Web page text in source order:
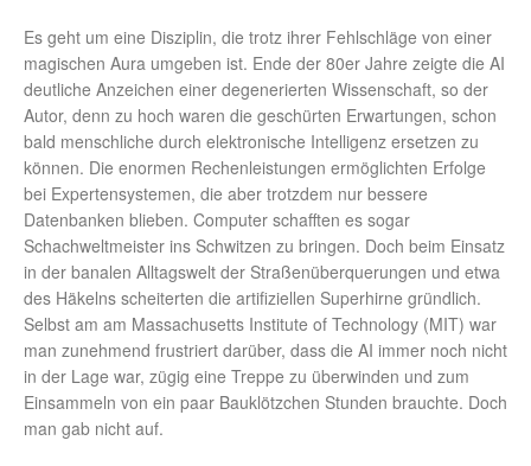
Es geht um eine Disziplin, die trotz ihrer Fehlschläge von einer
magischen Aura umgeben ist. Ende der 80er Jahre zeigte die AI
deutliche Anzeichen einer degenerierten Wissenschaft, so der
Autor, denn zu hoch waren die geschürten Erwartungen, schon
bald menschliche durch elektronische Intelligenz ersetzen zu
können. Die enormen Rechenleistungen ermöglichten Erfolge
bei Expertensystemen, die aber trotzdem nur bessere
Datenbanken blieben. Computer schafften es sogar
Schachweltmeister ins Schwitzen zu bringen. Doch beim Einsatz
in der banalen Alltagswelt der Straßenüberquerungen und etwa
des Häkelns scheiterten die artifiziellen Superhirne gründlich.
Selbst am am Massachusetts Institute of Technology (MIT) war
man zunehmend frustriert darüber, dass die AI immer noch nicht
in der Lage war, zügig eine Treppe zu überwinden und zum
Einsammeln von ein paar Bauklötzchen Stunden brauchte. Doch
man gab nicht auf.